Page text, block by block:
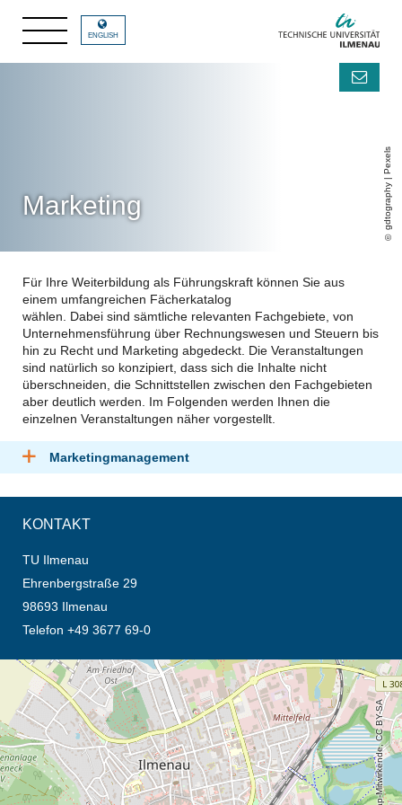
gdtography | Pexels
ENGLISH
Marketing
Für Ihre Weiterbildung als Führungskraft können Sie aus
einem umfangreichen Fächerkatalog
wählen. Dabei sind sämtliche relevanten Fachgebiete, von
Unternehmensführung über Rechnungswesen und Steuern bis
hin zu Recht und Marketing abgedeckt. Die Veranstaltungen
sind natürlich so konzipiert, dass sich die Inhalte nicht
überschneiden, die Schnittstellen zwischen den Fachgebieten
aber deutlich werden. Im Folgenden werden Ihnen die
einzelnen Veranstaltungen näher vorgestellt.
Marketingmanagement
KONTAKT
TU Ilmenau
Ehrenbergstraße 29
98693 Ilmenau
Telefon +49 3677 69-0
Öffnet die Anfahrtsbeschreibung in neuem Tab (Karte)